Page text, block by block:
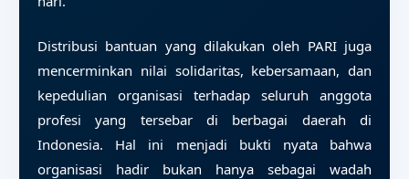
Distribusi bantuan yang dilakukan oleh PARI juga
mencerminkan nilai solidaritas, kebersamaan, dan
kepedulian organisasi terhadap seluruh anggota
profesi yang tersebar di berbagai daerah di
Indonesia. Hal ini menjadi bukti nyata bahwa
organisasi hadir bukan hanya sebagai wadah